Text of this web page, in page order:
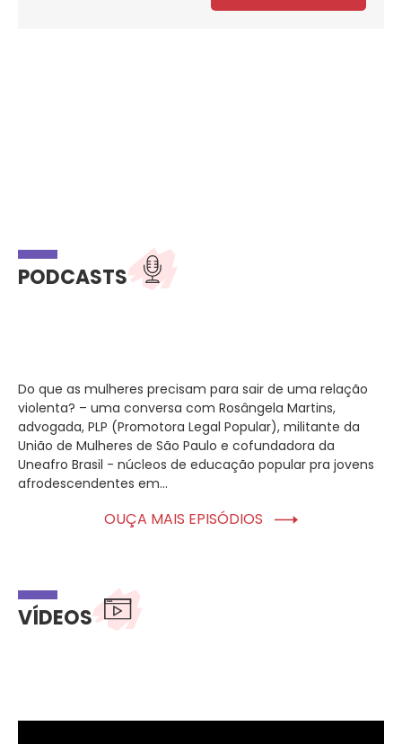
PODCASTS
Do que as mulheres precisam para sair de uma relação
violenta? – uma conversa com Rosângela Martins,
advogada, PLP (Promotora Legal Popular), militante da
União de Mulheres de São Paulo e cofundadora da
Uneafro Brasil - núcleos de educação popular pra jovens
afrodescendentes em...
OUÇA MAIS EPISÓDIOS
VÍDEOS